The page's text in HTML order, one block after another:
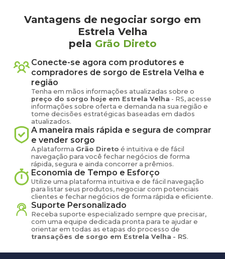
Vantagens de negociar sorgo em
Estrela Velha
pela Grão Direto
Conecte-se agora com produtores e
compradores de sorgo de Estrela Velha e
região
Tenha em mãos informações atualizadas sobre o
preço do sorgo hoje em Estrela Velha - RS, acesse
informações sobre oferta e demanda na sua região e
tome decisões estratégicas baseadas em dados
atualizados.
A maneira mais rápida e segura de comprar
e vender sorgo
A plataforma Grão Direto é intuitiva e de fácil
navegação para você fechar negócios de forma
rápida, segura e ainda concorrer a prêmios.
Economia de Tempo e Esforço
Utilize uma plataforma intuitiva e de fácil navegação
para listar seus produtos, negociar com potenciais
clientes e fechar negócios de forma rápida e eficiente.
Suporte Personalizado
Receba suporte especializado sempre que precisar,
com uma equipe dedicada pronta para te ajudar e
orientar em todas as etapas do processo de
transações de sorgo em Estrela Velha - RS.